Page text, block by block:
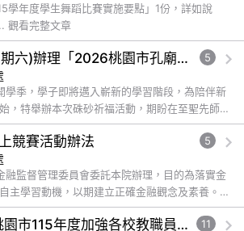
明，請查照。 說明： ... 觀看完整文章
115年8月22日(星期六)辦理「2026桃園市孔廟祈福系列活動—儒門初開 智慧啟航」 5
，特舉辦本次硃砂祈福活動，期盼在至聖先師孔
競賽活動辦法 5
主學習動機，以期建立正確金融觀念及素養。
幸福國小辦理「桃園市115年度加強各校教職員及家長特教知能研習」，鼓勵教師、家長及教師助理員踴躍報名參加 11